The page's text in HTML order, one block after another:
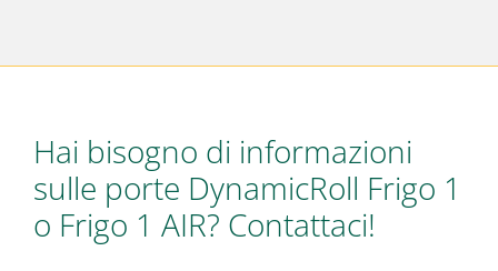
Hai bisogno di informazioni
sulle porte DynamicRoll Frigo 1
o Frigo 1 AIR? Contattaci!